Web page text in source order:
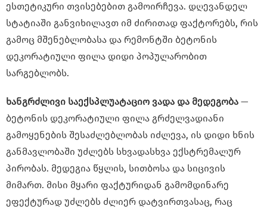
ესთეტიკური თვისებებით გამოირჩევა. დღევანდელ
სტატიაში განვიხილავთ იმ ძირითად ფაქტორებს, რის
გამოც მშენებლობასა და რემონტში ბეტონის
დეკორატიული ფილა დიდი პოპულარობით
სარგებლობს.
ხანგრძლივი საექსპლუატაციო ვადა და მედეგობა —
ბეტონის დეკორატიული ფილა გრძელვადიანი
გამოყენების შესაძლებლობას იძლევა, ის დიდი ხნის
განმავლობაში უძლებს სხვადასხვა ექსტრემალურ
პირობას. მედეგია წყლის, სითბოსა და სიცივის
მიმართ. მისი მყარი ფაქტურიდან გამომდინარე
ეფექტურად უძლებს ძლიერ დატვირთვასაც, რაც